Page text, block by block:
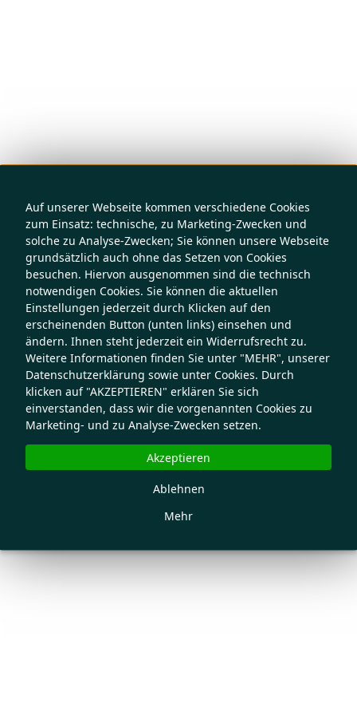
Auf unserer Webseite kommen verschiedene Cookies
zum Einsatz: technische, zu Marketing-Zwecken und
solche zu Analyse-Zwecken; Sie können unsere Webseite
grundsätzlich auch ohne das Setzen von Cookies
besuchen. Hiervon ausgenommen sind die technisch
notwendigen Cookies. Sie können die aktuellen
Einstellungen jederzeit durch Klicken auf den
erscheinenden Button (unten links) einsehen und
ändern. Ihnen steht jederzeit ein Widerrufsrecht zu.
Weitere Informationen finden Sie unter "MEHR", unserer
Datenschutzerklärung sowie unter Cookies. Durch
klicken auf "AKZEPTIEREN" erklären Sie sich
einverstanden, dass wir die vorgenannten Cookies zu
Marketing- und zu Analyse-Zwecken setzen.
Mehr
Ablehnen
Akzeptieren